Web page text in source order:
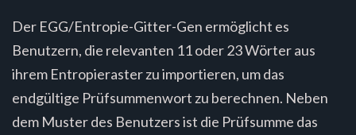
Der EGG/Entropie-Gitter-Gen ermöglicht es
Benutzern, die relevanten 11 oder 23 Wörter aus
ihrem Entropieraster zu importieren, um das
endgültige Prüfsummenwort zu berechnen. Neben
dem Muster des Benutzers ist die Prüfsumme das